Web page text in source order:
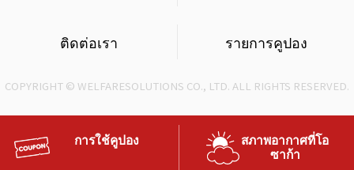
การใช้คูปอง
สภาพอากาศที่โอ
ซาก้า
ติดต่อเรา รายการคูปอง
COPYRIGHT © WELFARESOLUTIONS CO., LTD. ALL RIGHTS RESERVED.